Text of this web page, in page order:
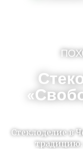
Стеклоделие в
традицию.